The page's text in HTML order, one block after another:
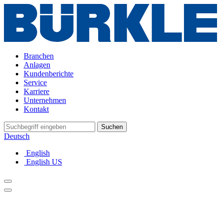
Branchen
Anlagen
Kundenberichte
Service
Karriere
Unternehmen
Kontakt
Suchen
Deutsch
English
English US